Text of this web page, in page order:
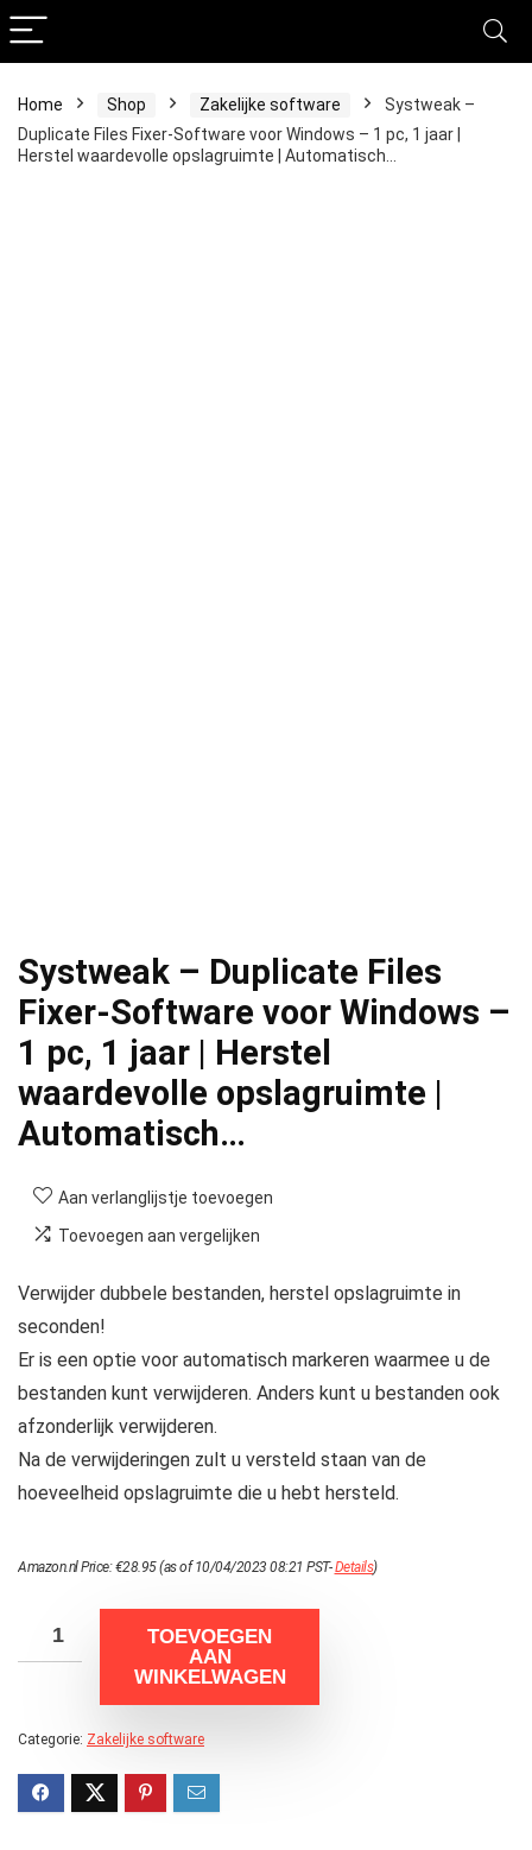
Home Shop Zakelijke software
Systweak –
Duplicate Files Fixer-Software voor Windows – 1 pc, 1 jaar |
Herstel waardevolle opslagruimte | Automatisch…
Systweak – Duplicate Files
Fixer-Software voor Windows –
1 pc, 1 jaar | Herstel
waardevolle opslagruimte |
Automatisch…
Aan verlanglijstje toevoegen
Toevoegen aan vergelijken
Verwijder dubbele bestanden, herstel opslagruimte in
seconden!
Er is een optie voor automatisch markeren waarmee u de
bestanden kunt verwijderen. Anders kunt u bestanden ook
afzonderlijk verwijderen.
Na de verwijderingen zult u versteld staan ​​van de
hoeveelheid opslagruimte die u hebt hersteld.
Amazon.nl Price:€28.95(as of 10/04/2023 08:21 PST-Details)
TOEVOEGEN
AAN
WINKELWAGEN
Categorie: Zakelijke software